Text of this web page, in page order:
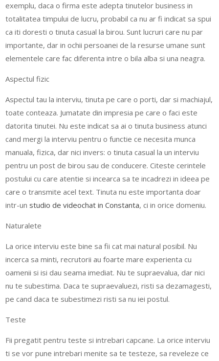
exemplu, daca o firma este adepta tinutelor business in
totalitatea timpului de lucru, probabil ca nu ar fi indicat sa spui
ca iti doresti o tinuta casual la birou. Sunt lucruri care nu par
importante, dar in ochii persoanei de la resurse umane sunt
elementele care fac diferenta intre o bila alba si una neagra.
Aspectul fizic
Aspectul tau la interviu, tinuta pe care o porti, dar si machiajul,
toate conteaza. Jumatate din impresia pe care o faci este
datorita tinutei. Nu este indicat sa ai o tinuta business atunci
cand mergi la interviu pentru o functie ce necesita munca
manuala, fizica, dar nici invers: o tinuta casual la un interviu
pentru un post de birou sau de conducere. Citeste cerintele
postului cu care atentie si incearca sa te incadrezi in ideea pe
care o transmite acel text. Tinuta nu este importanta doar
intr-unstudio de videochat in Constanta, ci in orice domeniu.
Naturalete
La orice interviu este bine sa fii cat mai natural posibil. Nu
incerca sa minti, recrutorii au foarte mare experienta cu
oamenii si isi dau seama imediat. Nu te supraevalua, dar nici
nu te subestima. Daca te supraevaluezi, risti sa dezamagesti,
pe cand daca te subestimezi risti sa nu iei postul.
Teste
Fii pregatit pentru teste si intrebari capcane. La orice interviu
ti se vor pune intrebari menite sa te testeze, sa reveleze ce